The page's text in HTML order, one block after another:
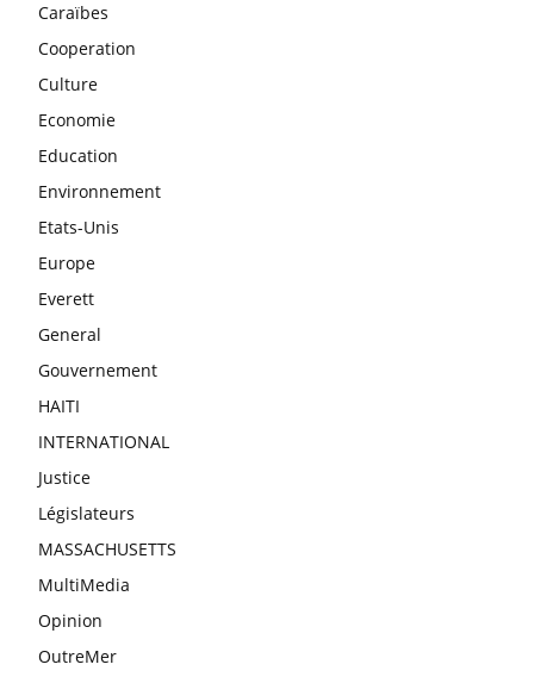
Caraïbes
Cooperation
Culture
Economie
Education
Environnement
Etats-Unis
Europe
Everett
General
Gouvernement
HAITI
INTERNATIONAL
Justice
Législateurs
MASSACHUSETTS
MultiMedia
Opinion
OutreMer